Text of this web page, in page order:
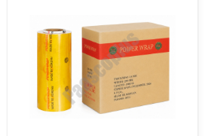
علاقمندی